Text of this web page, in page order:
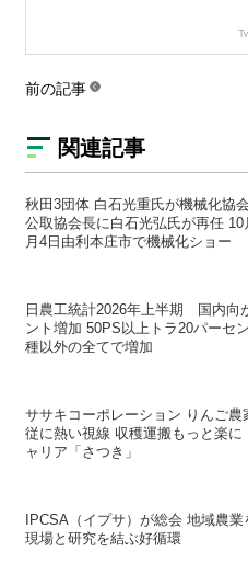
前の記事
関連記事
秋田3団体 白石光重氏が機械化協
公取協会長に白石光弘氏が再任 10
月4日由利本庄市で機械化ショー
日農工統計2026年上半期 国内向
ント増加 50PS以上トラ20パーセ
種以外の全てで増加
ササキコーポレーション りんご農
従に熱い視線 収穫運搬もっと楽に
ャリア「さつき」
IPCSA（イプサ）が総会 地域農
現場と研究を結ぶ好循環